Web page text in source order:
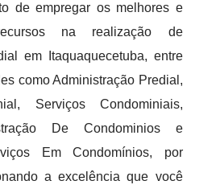
de empregar os melhores e
na realização de
em Itaquaquecetuba, entre
como Administração Predial,
Serviços Condominiais,
De Condominios e
Em Condomínios, por
a excelência que você